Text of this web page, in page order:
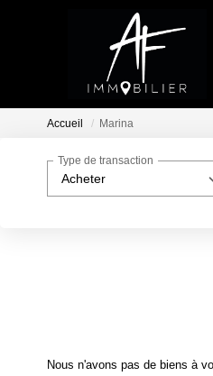
Accueil Marina
Acheter
Type de transaction
Nous n'avons pas de biens à